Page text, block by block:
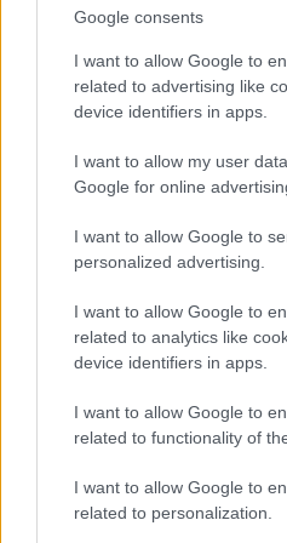
Google consents
I want to allow Google to
related to advertising like
device identifiers in apps.
I want to allow my user
Google for online
I want to allow Google to
personalized advertising.
I want to allow Google to
related to analytics like
device identifiers in apps.
I want to allow Google to
related to functionality of
I want to allow Google to
related to personalization.